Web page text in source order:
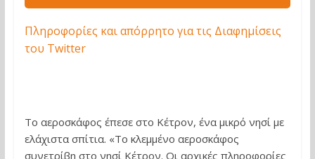
Πληροφορίες και απόρρητο για τις Διαφημίσεις
του Twitter
Το αεροσκάφος έπεσε στο Κέτρον, ένα μικρό νησί με
ελάχιστα σπίτια. «Το κλεμμένο αεροσκάφος
συνετρίβη στο νησί Κέτρον. Οι αρχικές πληροφορίες